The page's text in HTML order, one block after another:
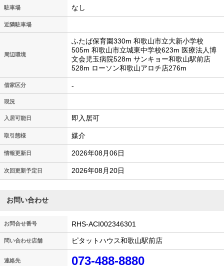
駐車場 なし
近隣駐車場
周辺環境
ふたば保育園330m 和歌山市立大新小学校
505m 和歌山市立城東中学校623m 医療法人博
文会児玉病院528m サンキョー和歌山駅前店
528m ローソン和歌山アロチ店276m
借家区分 -
現況
入居可能日 即入居可
取引態様 媒介
情報更新日 2026年08月06日
次回更新予定日 2026年08月20日
お問い合わせ
お問合せ番号 RHS-ACI002346301
問い合わせ店舗 ピタットハウス和歌山駅前店
連絡先 073-488-8880